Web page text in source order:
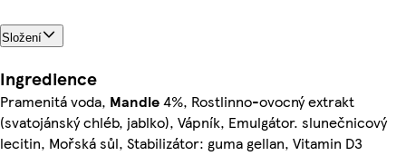
Složení
Ingredience
Pramenitá voda, Mandle4%, Rostlinno-ovocný extrakt
(svatojánský chléb, jablko), Vápník, Emulgátor. slunečnicový
lecitin, Mořská sůl, Stabilizátor: guma gellan, Vitamin D3